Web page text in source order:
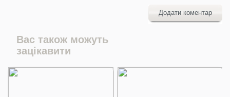
Додати коментар
Вас також можуть
зацікавити